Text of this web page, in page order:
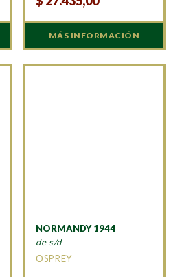
MÁS INFORMACIÓN
NORMANDY 1944
de s/d
OSPREY